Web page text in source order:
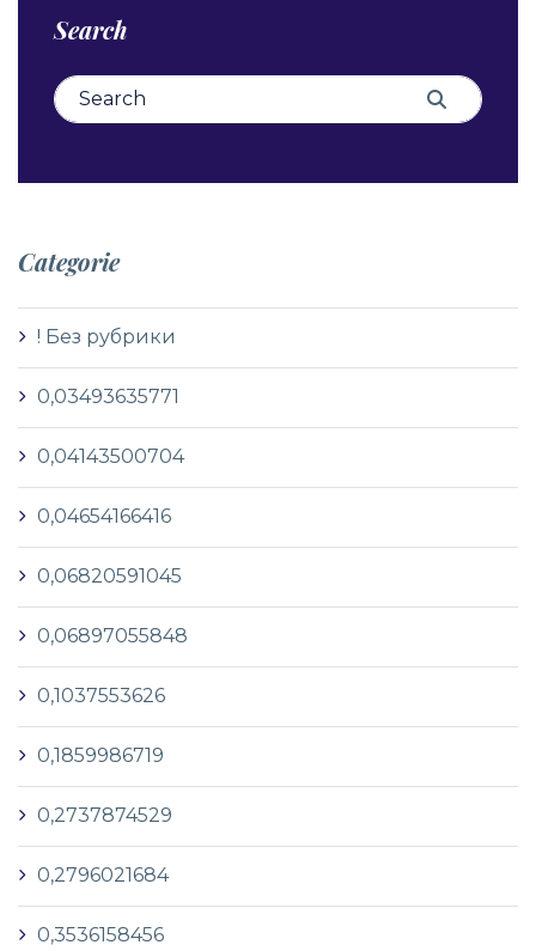
Search
Search for: Search
Categorie
! Без рубрики
0,03493635771
0,04143500704
0,04654166416
0,06820591045
0,06897055848
0,1037553626
0,1859986719
0,2737874529
0,2796021684
0,3536158456